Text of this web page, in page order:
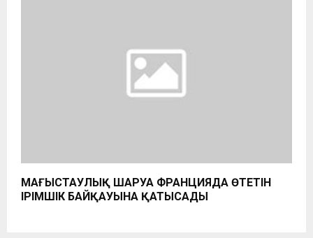
МАҢҒЫСТАУЛЫҚ ШАРУА ФРАНЦИЯДА ӨТЕТІН
ІРІМШІК БАЙҚАУЫНА ҚАТЫСАДЫ